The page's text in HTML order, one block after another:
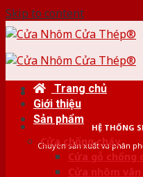
Skip to content
HỆ THỐNG
Chuyên sản xuất và phân
Trang chủ
Giới thiệu
Sản phẩm
Cửa chống cháy
Cửa gỗ chống
Cửa nhôm vân